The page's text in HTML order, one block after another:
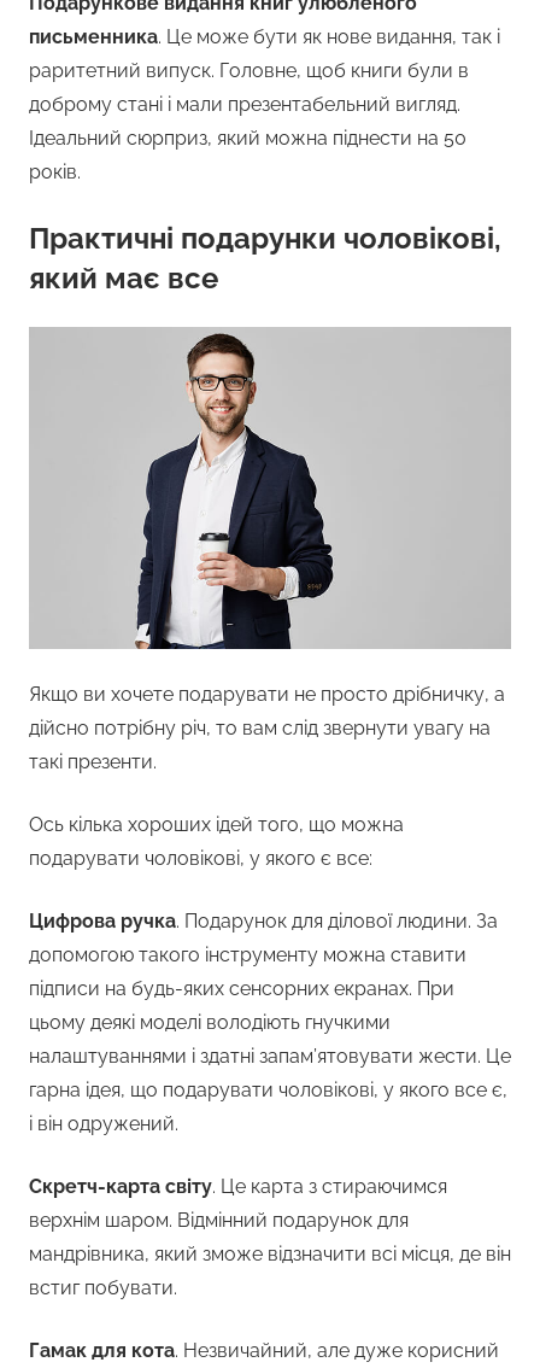
письменника. Це може бути як нове видання, так і
раритетний випуск. Головне, щоб книги були в
доброму стані і мали презентабельний вигляд.
Ідеальний сюрприз, який можна піднести на 50
років.
Практичні подарунки чоловікові,
який має все
Якщо ви хочете подарувати не просто дрібничку, а
дійсно потрібну річ, то вам слід звернути увагу на
такі презенти.
Ось кілька хороших ідей того, що можна
подарувати чоловікові, у якого є все:
Цифрова ручка. Подарунок для ділової людини. За
допомогою такого інструменту можна ставити
підписи на будь-яких сенсорних екранах. При
цьому деякі моделі володіють гнучкими
налаштуваннями і здатні запам’ятовувати жести. Це
гарна ідея, що подарувати чоловікові, у якого все є,
і він одружений.
Скретч-карта світу. Це карта з стираючимся
верхнім шаром. Відмінний подарунок для
мандрівника, який зможе відзначити всі місця, де він
встиг побувати.
Гамак для кота. Незвичайний, але дуже корисний